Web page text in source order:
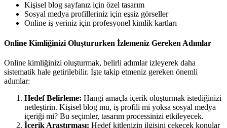
Kişisel blog sayfanız için özel tasarım
Sosyal medya profilleriniz için eşsiz görseller
Online iş yeriniz için profesyonel kimlik kartları
Online Kimliğinizi Oluştururken İzlemeniz Gereken Adımlar
Online kimliğinizi oluşturmak, belirli adımlar izleyerek daha
sistematik hale getirilebilir. İşte takip etmeniz gereken önemli
adımlar:
Hedef Belirleme: Hangi amaçla içerik oluşturmak istediğinizi
netleştirin. Kişisel blog mu, iş profili mi yoksa sosyal medya
içeriği mi? Bu seçimler, tasarım processinizi etkileyecek.
İçerik Araştırması: Hedef kitlenizin ilgisini çekecek konular